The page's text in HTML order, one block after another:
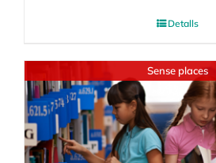
Detalls
Sense places